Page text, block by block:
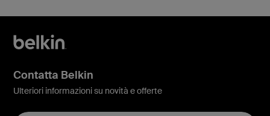
Contatta Belkin
Ulteriori informazioni su novità e offerte